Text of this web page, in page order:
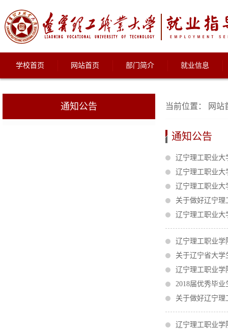
学校首页 网站首页 部门简介 就业信息
通知公告 当前位置： 网站
通知公告
辽宁理工职业大
辽宁理工职业大
辽宁理工职业大
关于做好辽宁理
辽宁理工职业大
辽宁理工职业学
关于辽宁省大
辽宁理工职业学
2018届优秀毕
关于做好辽宁理
辽宁理工职业学